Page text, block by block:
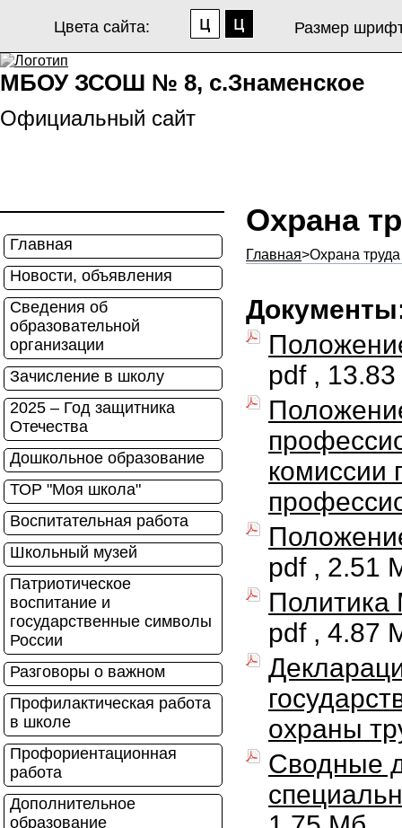
Цвета сайта: Размер
МБОУ ЗСОШ № 8, с.Знаменское
Официальный сайт
Главная
Новости, объявления
Сведения об
образовательной
организации
Зачисление в школу
2025 – Год защитника
Отечества
Дошкольное образование
ТОР "Моя школа"
Воспитательная работа
Школьный музей
Патриотическое
воспитание и
государственные символы
России
Разговоры о важном
Профилактическая работа
в школе
Профориентационная
работа
Дополнительное
образование
Охрана
Главная>Охрана
pdf ,
комиссии
pdf , 2.51
pdf , 4.87
охраны
Сводные